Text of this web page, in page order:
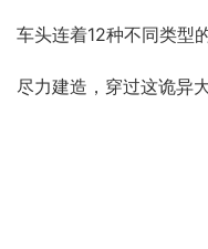
车头连着12种不同类型
尽力建造，穿过这诡异